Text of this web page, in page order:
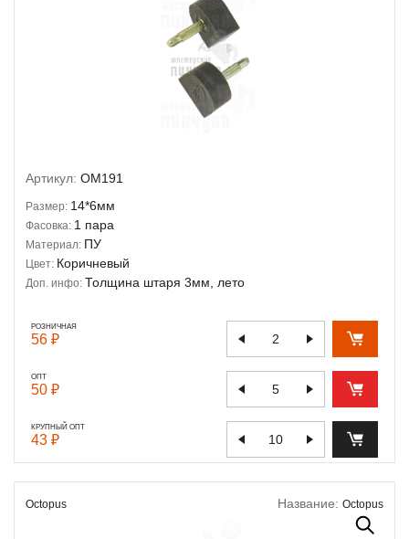
Артикул: OM191
Размер: 14*6мм
Фасовка: 1 пара
Материал: ПУ
Цвет: Коричневый
Доп. инфо: Толщина штаря 3мм, лето
РОЗНИЧНАЯ
56 ₽
ОПТ
50 ₽
КРУПНЫЙ ОПТ
43 ₽
Octopus Название: Octopus